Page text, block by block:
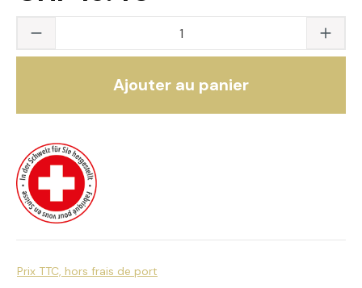
Quantité du produit : saisissez la valeur
Ajouter au panier
Prix TTC, hors frais de port